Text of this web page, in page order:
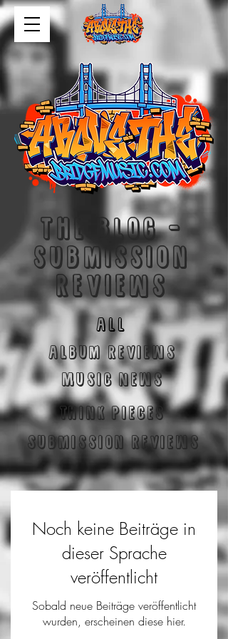
The blog -
submission
reviews
ALL
Album reviews
Music News
Think Pieces
Submission reviews
Noch keine Beiträge in
dieser Sprache
veröffentlicht
Sobald neue Beiträge veröffentlicht
wurden, erscheinen diese hier.